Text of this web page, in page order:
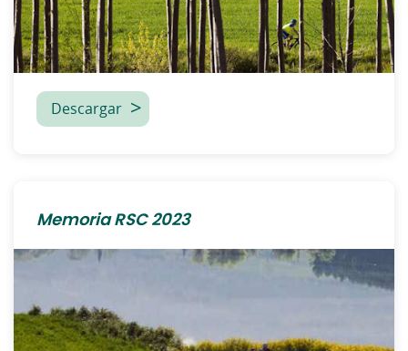
Descargar
Memoria RSC 2023